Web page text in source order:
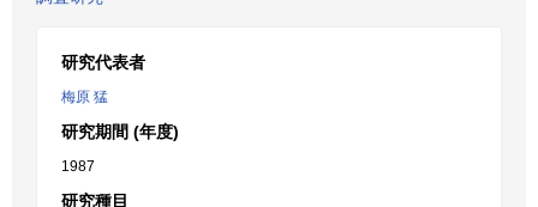
研究代表者
梅原 猛
研究期間 (年度)
1987
研究種目